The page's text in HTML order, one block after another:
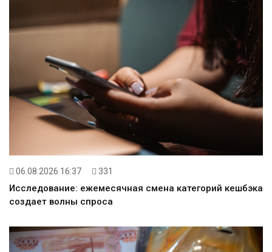
06.08.2026 16:37 331
Исследование: ежемесячная смена категорий кешбэка
создает волны спроса